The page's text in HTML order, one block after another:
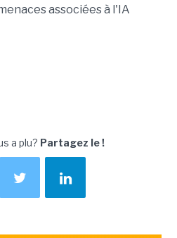
associées à l'IA
a plu? Partagez le !